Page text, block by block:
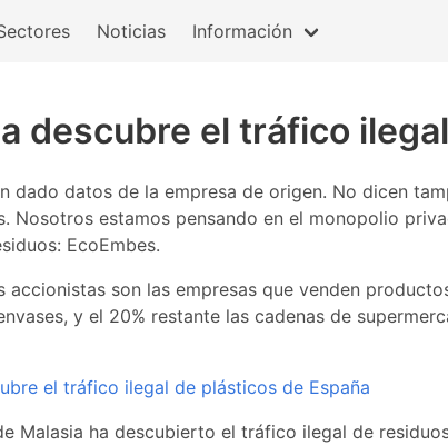
Noticias Información
descubre el tráfico
dado datos de la empresa de origen. No dicen
Nosotros estamos pensando en el monopolio
EcoEmbes.
accionistas son las empresas que venden
y el 20% restante las cadenas de
el tráfico ilegal de plásticos de España
Malasia ha descubierto el tráfico ilegal de